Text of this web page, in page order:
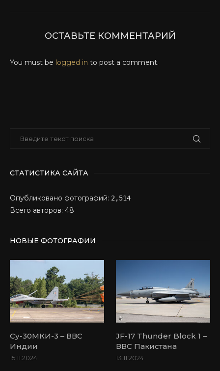
ОСТАВЬТЕ КОММЕНТАРИЙ
You must be logged in to post a comment.
СТАТИСТИКА САЙТА
Опубликовано фотографий: 2,514
Всего авторов: 48
НОВЫЕ ФОТОГРАФИИ
Су-30МКИ-3 – ВВС
Индии
15.11.2024
JF-17 Thunder Block 1 –
ВВС Пакистана
13.11.2024